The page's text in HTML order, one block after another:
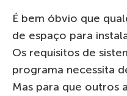
É bem óbvio que
de espaço para
Os requisitos de
programa necessita
Mas para que outros